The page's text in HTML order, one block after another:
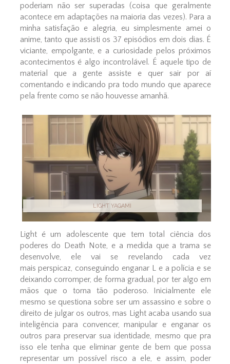
poderiam não ser superadas (coisa que geralmente
acontece em adaptações na maioria das vezes). Para a
minha satisfação e alegria, eu simplesmente amei o
anime, tanto que assisti os 37 episódios em dois dias. É
viciante, empolgante, e a curiosidade pelos próximos
acontecimentos é algo incontrolável. É aquele tipo de
material que a gente assiste e quer sair por aí
comentando e indicando pra todo mundo que aparece
pela frente como se não houvesse amanhã.
LIGHT YAGAMI
Light é um adolescente que tem total ciência dos
poderes do Death Note, e a medida que a trama se
desenvolve, ele vai se revelando cada vez
mais perspicaz, conseguindo enganar L e a polícia e se
deixando corromper, de forma gradual, por ter algo em
mãos que o torna tão poderoso. Inicialmente ele
mesmo se questiona sobre ser um assassino e sobre o
direito de julgar os outros, mas Light acaba usando sua
inteligência para convencer, manipular e enganar os
outros para preservar sua identidade, mesmo que pra
isso ele tenha que eliminar gente de bem que possa
representar um possível risco a ele, e assim, poder